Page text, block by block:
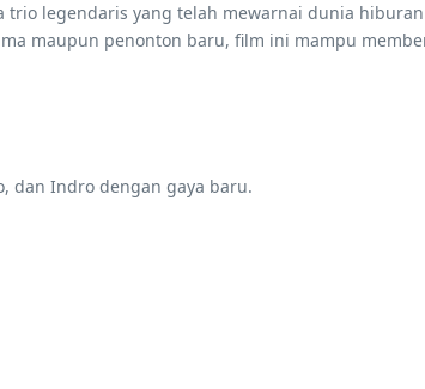
legendaris yang telah mewarnai dunia
maupun penonton baru, film ini mampu
dan Indro dengan gaya baru.